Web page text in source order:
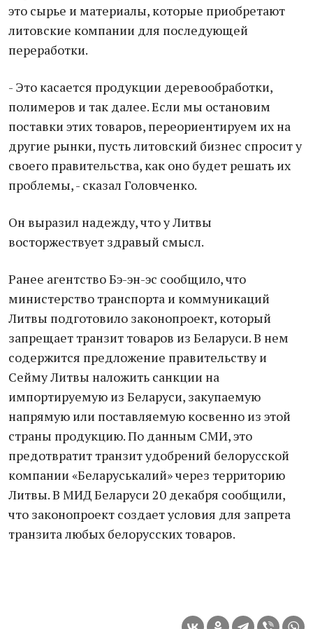
это сырье и материалы, которые приобретают
литовские компании для последующей
переработки.
- Это касается продукции деревообработки,
полимеров и так далее. Если мы остановим
поставки этих товаров, переориентируем их на
другие рынки, пусть литовский бизнес спросит у
своего правительства, как оно будет решать их
проблемы, - сказал Головченко.
Он выразил надежду, что у Литвы
восторжествует здравый смысл.
Ранее агентство Бэ-эн-эс сообщило, что
министерство транспорта и коммуникаций
Литвы подготовило законопроект, который
запрещает транзит товаров из Беларуси. В нем
содержится предложение правительству и
Сейму Литвы наложить санкции на
импортируемую из Беларуси, закупаемую
напрямую или поставляемую косвенно из этой
страны продукцию. По данным СМИ, это
предотвратит транзит удобрений белорусской
компании «Беларуськалий» через территорию
Литвы. В МИД Беларуси 20 декабря сообщили,
что законопроект создает условия для запрета
транзита любых белорусских товаров.